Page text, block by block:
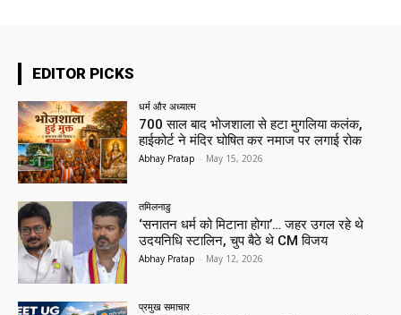
EDITOR PICKS
धर्म और अध्यात्म
700 साल बाद भोजशाला से हटा मुगलिया कलंक,
हाईकोर्ट ने मंदिर घोषित कर नमाज पर लगाई रोक
Abhay Pratap - May 15, 2026
तमिलनाडु
‘सनातन धर्म को मिटाना होगा’… जहर उगल रहे थे
उदयनिधि स्टालिन, चुप बैठे थे CM विजय
Abhay Pratap - May 12, 2026
प्रमुख समाचार‎